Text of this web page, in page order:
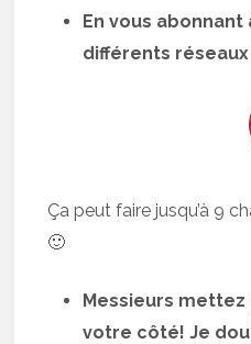
En vous
différents réseaux
Ça peut faire jusqu’à 9
🙂
Messieurs
votre côté! Je